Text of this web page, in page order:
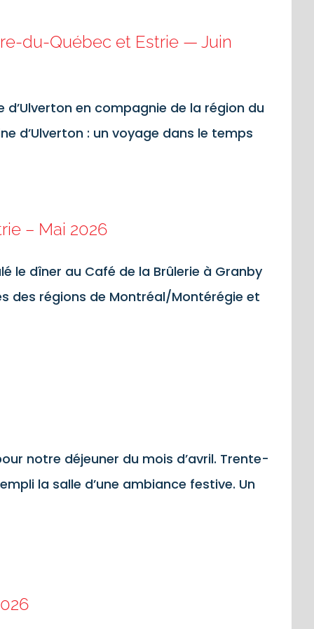
du-Québec et Estrie — Juin
en compagnie de la région du
d’Ulverton : un voyage dans le temps
– Mai 2026
le dîner au Café de la Brûlerie à Granby
des régions de Montréal/Montérégie et
notre déjeuner du mois d’avril. Trente-
la salle d’une ambiance festive. Un